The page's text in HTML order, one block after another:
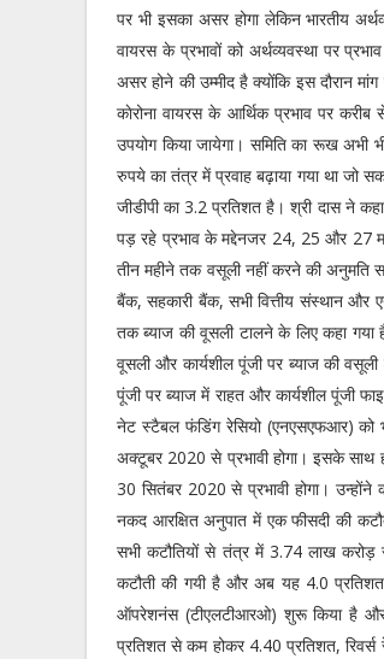
पर भी इसका असर होगा लेकिन भारतीय
वायरस के प्रभावों को अर्थव्यवस्था पर
असर होने की उम्मीद है क्योंकि इस दौरान
काेरोना वायरस के आर्थिक प्रभाव पर
उपयोग किया जायेगा। समिति का रूख अभी
रुपये का तंत्र में प्रवाह बढ़ाया गया था
जीडीपी का 3.2 प्रतिशत है। श्री दास ने
पड़ रहे प्रभाव के मद्देनजर 24, 25 और 27
तीन महीने तक वसूली नहीं करने की अनुमति
बैंक, सहकारी बैंक, सभी वित्तीय संस्थान और
तक ब्याज की वूसली टालने के लिए कहा
वूसली और कार्यशील पूंजी पर ब्याज की वसूली
पूंजी पर ब्याज में राहत और कार्यशील पूंजी
नेट स्टैबल फंडिंग रेसियो (एनएसएफआर) को
अक्टूबर 2020 से प्रभावी होगा। इसके साथ
30 सितंबर 2020 से प्रभावी होगा।
नकद आरक्षित अनुपात में एक फीसदी की
सभी कटौतियों से तंत्र में 3.74 लाख करोड़
कटौती की गयी है और अब यह 4.0 प्रतिशत
ऑपरेशनंस (टीएलटीआरओ) शुरू किया है और
प्रतिशत से कम होकर 4.40 प्रतिशत,